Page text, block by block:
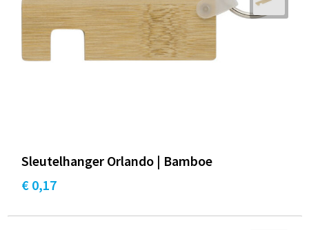
Sleutelhanger Orlando | Bamboe
€ 0,17